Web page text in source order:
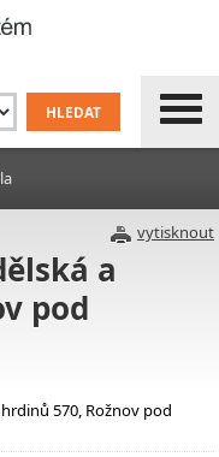
vytisknout
a
pod
570, Rožnov pod